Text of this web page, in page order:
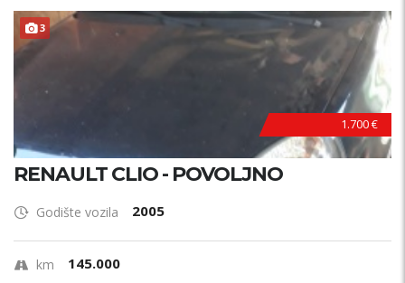
3
1.700 €
RENAULT CLIO - POVOLJNO
Godište vozila 2005
km 145.000